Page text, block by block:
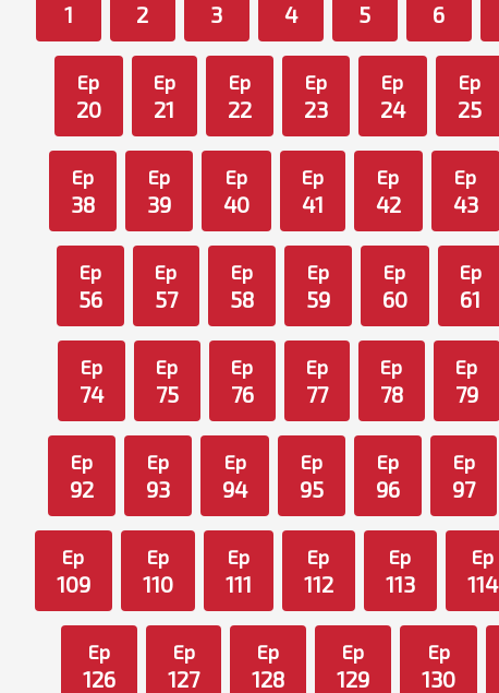
1 2 3 4 5 6
Ep
20
Ep
21
Ep
22
Ep
23
Ep
24
Ep
25
Ep
38
Ep
39
Ep
40
Ep
41
Ep
42
Ep
43
Ep
56
Ep
57
Ep
58
Ep
59
Ep
60
Ep
61
Ep
74
Ep
75
Ep
76
Ep
77
Ep
78
Ep
79
Ep
92
Ep
93
Ep
94
Ep
95
Ep
96
Ep
97
Ep
109
Ep
110
Ep
111
Ep
112
Ep
113
Ep
114
Ep
126
Ep
127
Ep
128
Ep
129
Ep
130